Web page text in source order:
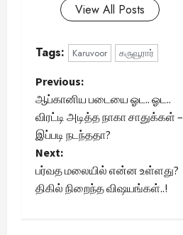
View All Posts
Tags: Karuvoor கருவூரார்
P
o
s
t
Previous:
ஆப்கானிய படையை ஓட.. ஓட..
விரட்டி அடித்த நாகா சாதுக்கள் –
இப்படி நடந்ததா?
Next:
பர்வத மலையில் என்ன உள்ளது?
திகில் நிறைந்த விஷயங்கள்..!